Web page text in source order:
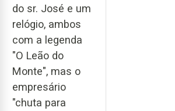
do sr. José e um
relógio, ambos
com a legenda
"O Leão do
Monte", mas o
empresário
"chuta para